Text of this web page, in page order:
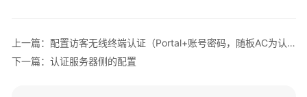
AR+交
换
上一篇：配置访客无线终端认证（Portal+账号密码，随板AC为认证点）
下一篇：认证服务器侧的配置